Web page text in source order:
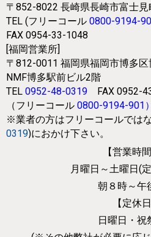
〒852-8022 長崎県長崎市富士
TEL (フリーコール 0800-9194-
FAX 0954-33-1048
[福岡営業所]
〒812-0011 福岡県福岡市博多
NMF博多駅前ビル2階
TEL 0952-48-0319
FAX 0952-
（フリーコール 0800-9194-901 ）
※業者の方はフリーコールでは
0319)におかけ下さい。
【営業時
月曜日～土曜日(
朝８時～午
【定休日
日曜日・